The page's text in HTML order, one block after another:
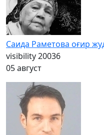
Саида Раметова оғир
visibility20036
05 август